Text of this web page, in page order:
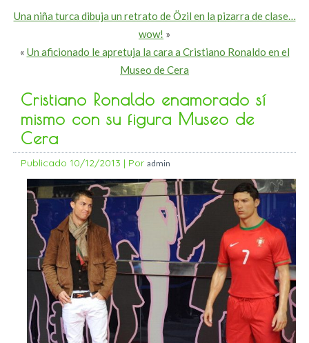
Una niña turca dibuja un retrato de Özil en la pizarra de clase…
wow! »
« Un aficionado le apretuja la cara a Cristiano Ronaldo en el
Museo de Cera
Cristiano Ronaldo enamorado sí
mismo con su figura Museo de
Cera
Publicado 10/12/2013 | Por admin